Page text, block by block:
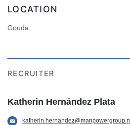
LOCATION
Gouda
RECRUITER
Katherin Hernández Plata
katherin.hernandez@manpowergroup.nl